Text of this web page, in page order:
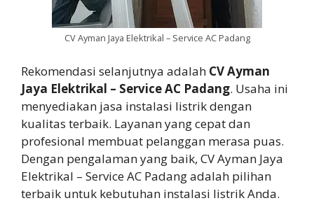
CV Ayman Jaya Elektrikal – Service AC Padang
Rekomendasi selanjutnya adalah CV Ayman
Jaya Elektrikal – Service AC Padang. Usaha ini
menyediakan jasa instalasi listrik dengan
kualitas terbaik. Layanan yang cepat dan
profesional membuat pelanggan merasa puas.
Dengan pengalaman yang baik, CV Ayman Jaya
Elektrikal – Service AC Padang adalah pilihan
terbaik untuk kebutuhan instalasi listrik Anda.